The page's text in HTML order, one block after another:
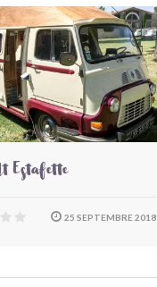
Estafette
25 SEPTEMBRE 2018